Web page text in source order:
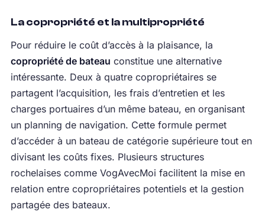
La copropriété et la multipropriété
Pour réduire le coût d’accès à la plaisance, la
copropriété de bateau constitue une alternative
intéressante. Deux à quatre copropriétaires se
partagent l’acquisition, les frais d’entretien et les
charges portuaires d’un même bateau, en organisant
un planning de navigation. Cette formule permet
d’accéder à un bateau de catégorie supérieure tout en
divisant les coûts fixes. Plusieurs structures
rochelaises comme VogAvecMoi facilitent la mise en
relation entre copropriétaires potentiels et la gestion
partagée des bateaux.